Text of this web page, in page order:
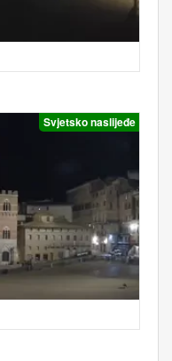
Svjetsko naslijeđe